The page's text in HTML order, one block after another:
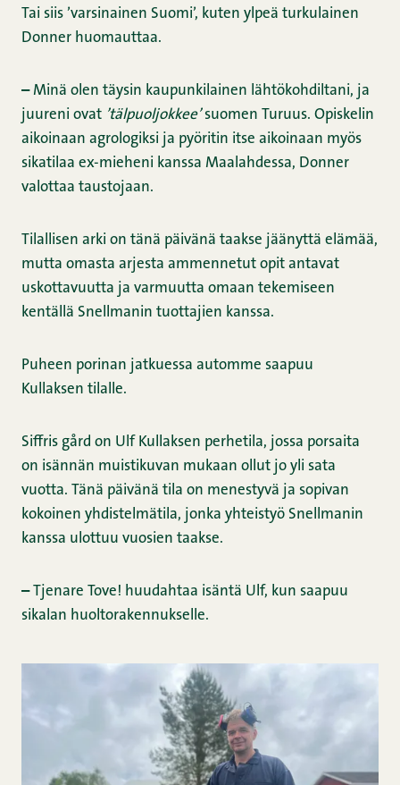
Tai siis ’varsinainen Suomi’, kuten ylpeä turkulainen
Donner huomauttaa.
–Minä olen täysin kaupunkilainen lähtökohdiltani, ja
juureni ovat ’tälpuoljokkee’suomen Turuus. Opiskelin
aikoinaan agrologiksi ja pyöritin itse aikoinaan myös
sikatilaa ex-mieheni kanssa Maalahdessa, Donner
valottaa taustojaan.
Tilallisen arki on tänä päivänä taakse jäänyttä elämää,
mutta omasta arjesta ammennetut opit antavat
uskottavuutta ja varmuutta omaan tekemiseen
kentällä Snellmanin tuottajien kanssa.
Puheen porinan jatkuessa automme saapuu
Kullaksen tilalle.
Siffris gård on Ulf Kullaksen perhetila, jossa porsaita
on isännän muistikuvan mukaan ollut jo yli sata
vuotta. Tänä päivänä tila on menestyvä ja sopivan
kokoinen yhdistelmätila, jonka yhteistyö Snellmanin
kanssa ulottuu vuosien taakse.
–Tjenare Tove! huudahtaa isäntä Ulf, kun saapuu
sikalan huoltorakennukselle.